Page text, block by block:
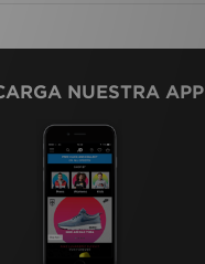
NUESTRA APP